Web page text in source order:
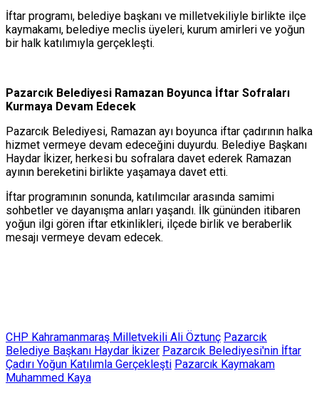
İftar programı, belediye başkanı ve milletvekiliyle birlikte ilçe
kaymakamı, belediye meclis üyeleri, kurum amirleri ve yoğun
bir halk katılımıyla gerçekleşti.
Pazarcık Belediyesi Ramazan Boyunca İftar Sofraları
Kurmaya Devam Edecek
Pazarcık Belediyesi, Ramazan ayı boyunca iftar çadırının halka
hizmet vermeye devam edeceğini duyurdu. Belediye Başkanı
Haydar İkizer, herkesi bu sofralara davet ederek Ramazan
ayının bereketini birlikte yaşamaya davet etti.
İftar programının sonunda, katılımcılar arasında samimi
sohbetler ve dayanışma anları yaşandı. İlk gününden itibaren
yoğun ilgi gören iftar etkinlikleri, ilçede birlik ve beraberlik
mesajı vermeye devam edecek.
CHP Kahramanmaraş Milletvekili Ali Öztunç Pazarcık
Belediye Başkanı Haydar İkizer Pazarcık Belediyesi'nin İftar
Çadırı Yoğun Katılımla Gerçekleşti Pazarcık Kaymakam
Muhammed Kaya